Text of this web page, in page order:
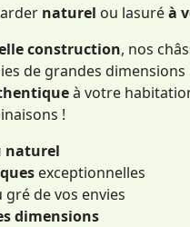
naturel ou lasuréà
construction, nos
de grandes
à votre
!
naturel
exceptionnelles
gré de vos envies
dimensions